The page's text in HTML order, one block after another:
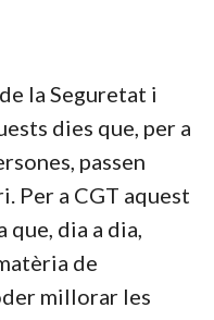
la Seguretat i
dies que, per a
passen
Per a CGT aquest
dia a dia,
de
millorar les